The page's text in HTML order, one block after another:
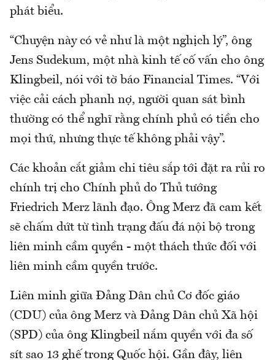
phát biểu.
“Chuyện này có vẻ như là một nghịch lý”, ông
Jens Sudekum, một nhà kinh tế cố vấn cho ông
Klingbeil, nói với tờ báo Financial Times. “Với
việc cải cách phanh nợ, người quan sát bình
thường có thể nghĩ rằng chính phủ có tiền cho
mọi thứ, nhưng thực tế không phải vậy”.
Các khoản cắt giảm chi tiêu sắp tới đặt ra rủi ro
chính trị cho Chính phủ do Thủ tướng
Friedrich Merz lãnh đạo. Ông Merz đã cam kết
sẽ chấm dứt từ tình trạng đấu đá nội bộ trong
liên minh cầm quyền - một thách thức đối với
liên minh cầm quyền trước.
Liên minh giữa Đảng Dân chủ Cơ đốc giáo
(CDU) của ông Merz và Đảng Dân chủ Xã hội
(SPD) của ông Klingbeil nắm quyền với đa số
sít sao 13 ghế trong Quốc hội. Gần đây, liên